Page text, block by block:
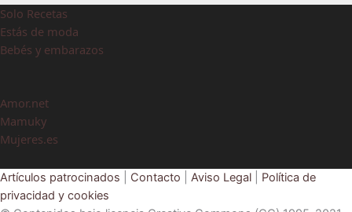
Solo Recetas
Estás de moda
Bebés y embarazos
Amor.net
Mamuky
Mujeres.es
Artículos patrocinados Contacto Aviso Legal
Política de
privacidad y cookies